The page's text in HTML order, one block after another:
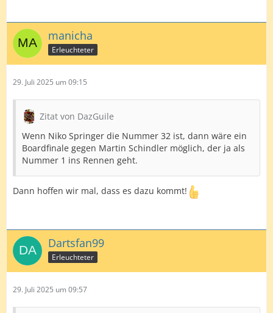
manicha
Erleuchteter
29. Juli 2025 um 09:15
Zitat von DazGuile
Wenn Niko Springer die Nummer 32 ist, dann wäre ein
Boardfinale gegen Martin Schindler möglich, der ja als
Nummer 1 ins Rennen geht.
Dann hoffen wir mal, dass es dazu kommt!
Dartsfan99
Erleuchteter
29. Juli 2025 um 09:57